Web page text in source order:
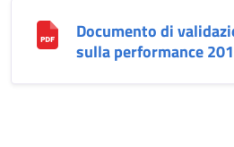
Documento di
sulla performance